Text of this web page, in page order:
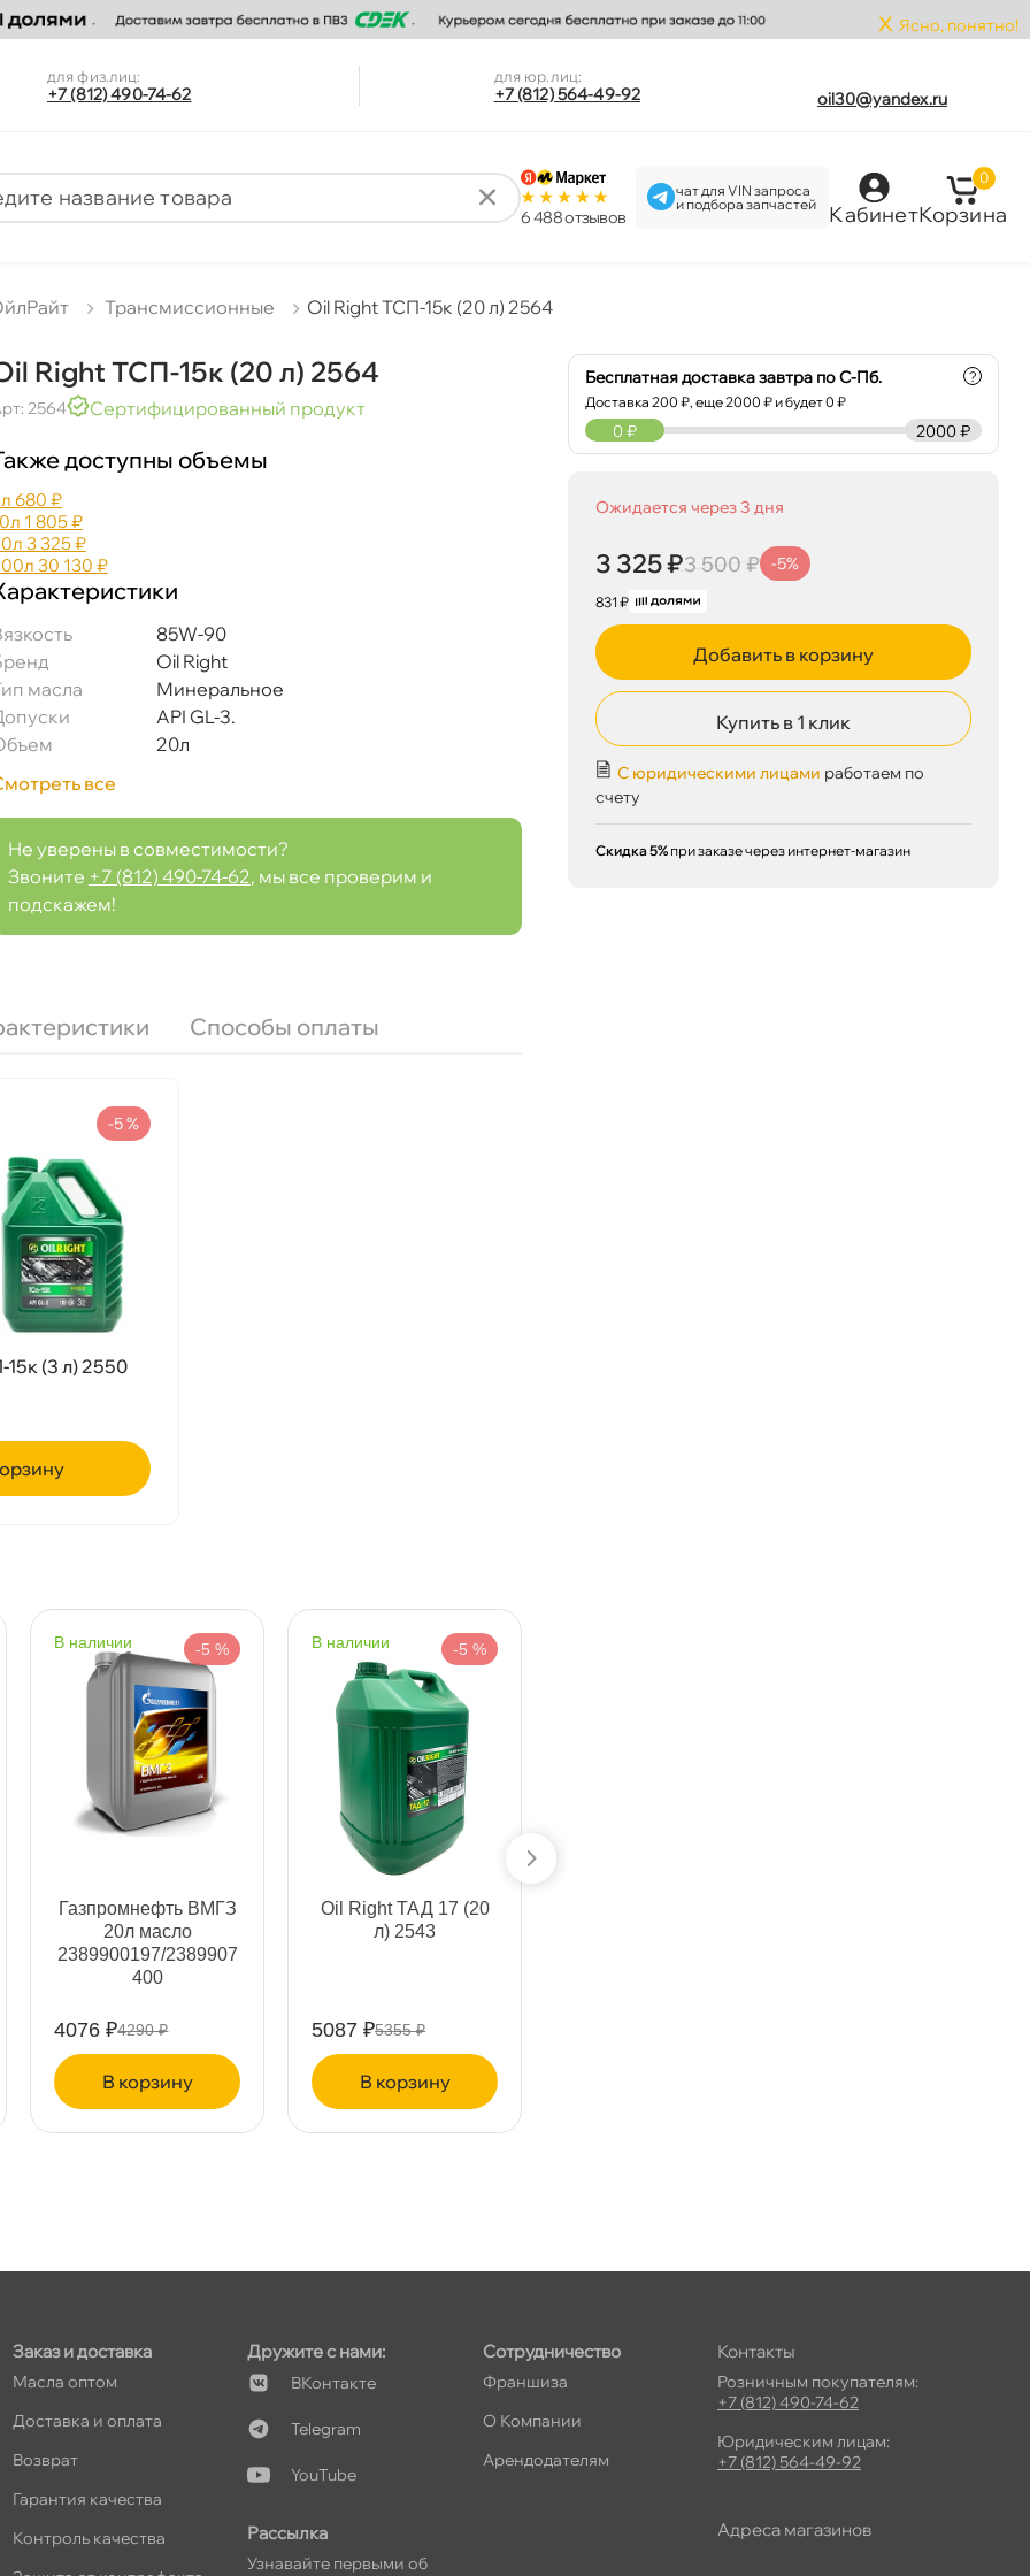
x Ясно, понятно!
для физ.лиц:
+7 (812) 490-74-62
для юр.лиц:
+7 (812) 564-49-92 oil30@yandex.ru
6 488 отзыво
чат для VIN запроса
и подбора запчастей
Кабинет
0
Корзина
Трансмиссионные Oil Right ТСП-15к (20 л) 2564
Right ТСП-15к (20 л) 2564
2564 Сертифицированный продукт
доступны объемы
680 ₽
1 805 ₽
3 325 ₽
30 130 ₽
85W-90
Oil Right
масла
Минеральное
API GL-3.
20л
все
Не уверены в совместимости?
Звоните +7 (812) 490-74-62, мы все проверим и
подскажем!
Способы оплаты
(3 л) 2550
-5 %
наличии -5 %
Газпромнефть ВМГЗ
20л масло
2389900197/2389907
400
4076 ₽4290 ₽
корзину
наличии -5 %
Oil Right ТАД 17 (20
л) 2543
5087 ₽5355 ₽
корзину
Бесплатная доставка завтра по С-Пб.
Доставка200 ₽, еще2000 ₽ и будет 0 ₽
?
2000 ₽
0 ₽
Ожидается через 3 дня
3 325 ₽3 500 ₽ -5%
831 ₽
Добавить в корзину
Купить в 1 клик
С юридическими лицами работаем по
счету
Скидка 5% при заказе через интернет-магазин
06.08 (при заказе от 2000₽)
Заказ и доставка
Масла оптом
Доставка и оплата
озврат
Гарантия качества
Контроль качества
Дружите с нами:
Контакте
Telegram
YouTube
Рассылка
Узнавайте первыми о
Сотрудничество
Франшиза
О Компании
Арендодателям
Контакты
Розничным покупателям:
+7 (812) 490-74-62
Юридическим лицам:
+7 (812) 564-49-92
Адреса магазино